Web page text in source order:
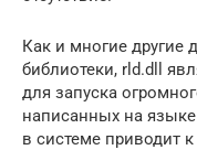
Как и многие
библиотеки, rld.dll
для запуска
написанных на языке
в системе приводит